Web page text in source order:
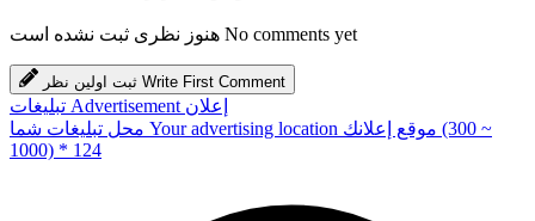
هنوز نظری ثبت نشده است No comments yet
ثبت اولین نظر Write First Comment
تبلیغات Advertisement إعلان
محل تبلیغات شما Your advertising location موقع إعلانك (300 ~
1000) * 124